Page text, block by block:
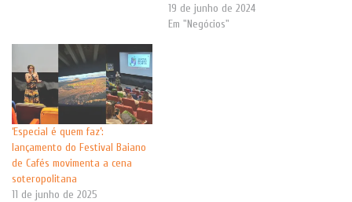
19 de junho de 2024
Em "Negócios"
‘Especial é quem faz’:
lançamento do Festival Baiano
de Cafés movimenta a cena
soteropolitana
11 de junho de 2025